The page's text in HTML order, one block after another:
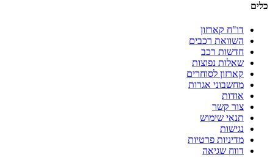
כלים
דו"ח קארזון
השוואת רכבים
חדשות רכב
שאלות נפוצות
קארזון לסוחרים
מחשבוני אגרות
אודות
צור קשר
תנאי שימוש
נגישות
מדיניות פרטיות
דווח שגיאה